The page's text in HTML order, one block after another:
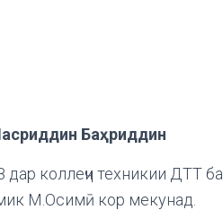
Баҳриддин
дар коллеҷи техникии ДТТ ба
М.Осимӣ кор мекунад.